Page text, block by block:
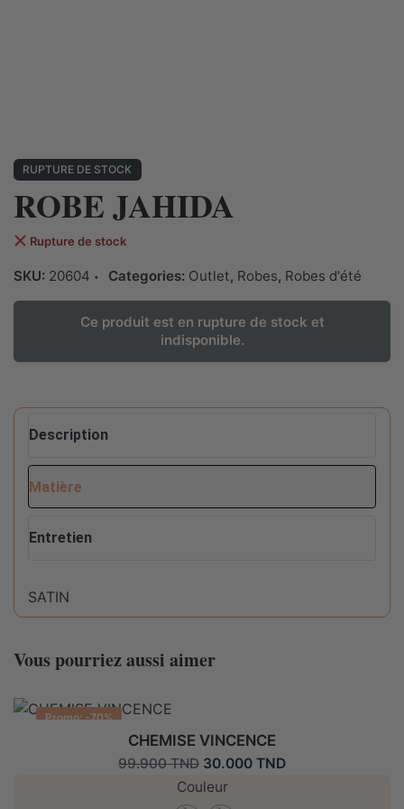
RUPTURE DE STOCK
ROBE JAHIDA
Rupture de stock
SKU: 20604 Categories: Outlet, Robes, Robes d'été
Ce produit est en rupture de stock et
indisponible.
Matière
Description
Entretien
SATIN
Conseils d'entretien pour ce produit :
Ne pas sécher en machine
Lavable en machine max 30°C fragile
Vous pourriez aussi aimer
Promo: -70%
CHEMISE VINCENCE
99.900TND Le
prix
initial
30.000 TNDLe
Couleur